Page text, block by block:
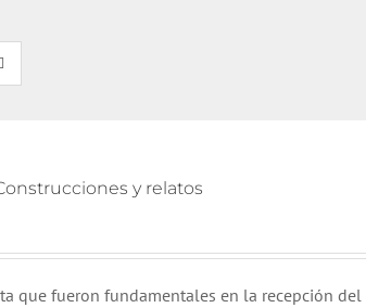
y relatos
que fueron fundamentales en la recepción del